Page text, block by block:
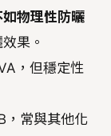
物理性防曬
果。
，但穩定性
，常與其他化